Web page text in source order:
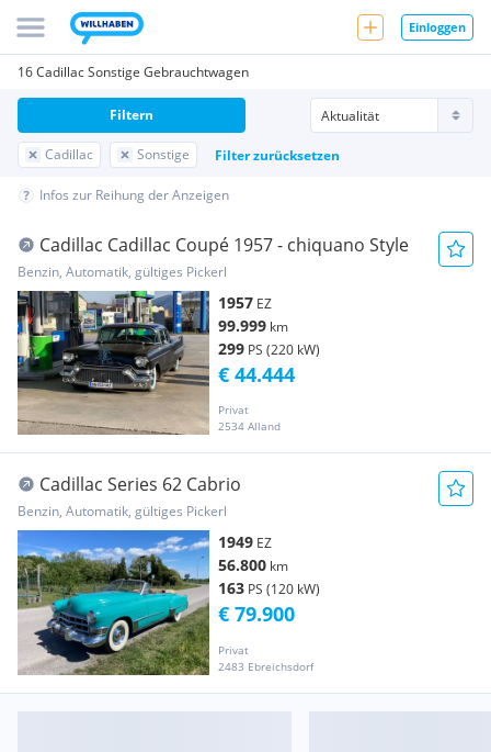
Einloggen
16 Cadillac Sonstige Gebrauchtwagen
Cadillac Sonstige Filter zurücksetzen
Filtern
Infos zur Reihung der Anzeigen
Cadillac Cadillac Coupé 1957 - chiquano Style
Benzin, Automatik, gültiges Pickerl
1957 EZ
99.999 km
299 PS (220 kW)
Privat
2534 Alland
€ 44.444
Cadillac Series 62 Cabrio
Benzin, Automatik, gültiges Pickerl
1949 EZ
56.800 km
163 PS (120 kW)
Privat
2483 Ebreichsdorf
€ 79.900